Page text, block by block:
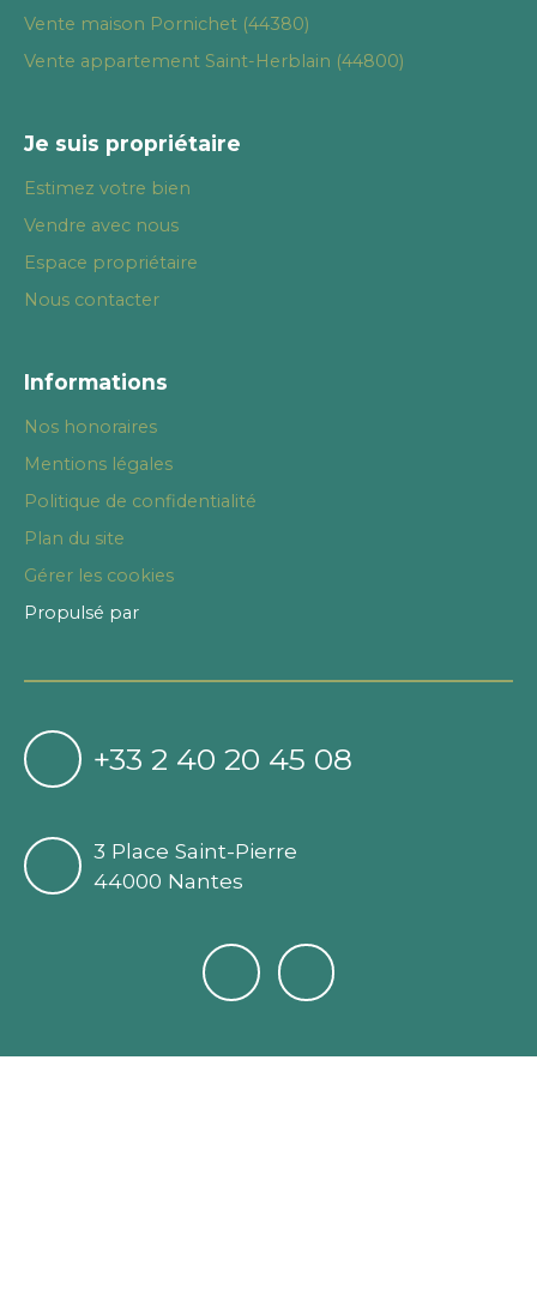
Vente maison Pornichet (44380)
Vente appartement Saint-Herblain (44800)
Je suis propriétaire
Estimez votre bien
Vendre avec nous
Espace propriétaire
Nous contacter
Informations
Nos honoraires
Mentions légales
Politique de confidentialité
Plan du site
Gérer les cookies
Propulsé par
+33 2 40 20 45 08
3 Place Saint-Pierre
44000 Nantes